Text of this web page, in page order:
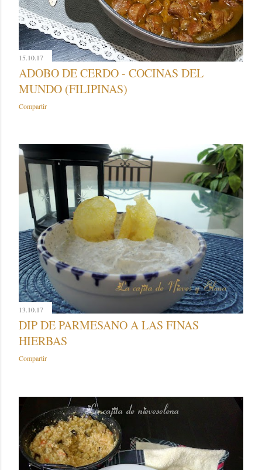
15.10.17
ADOBO DE CERDO - COCINAS DEL
MUNDO (FILIPINAS)
Compartir
13.10.17
DIP DE PARMESANO A LAS FINAS
HIERBAS
Compartir